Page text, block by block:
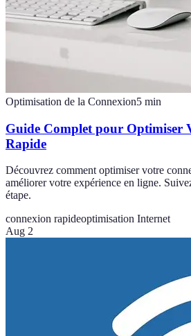
Optimisation de la Connexion5 min
Guide Complet pour Optimiser
Rapide
Découvrez comment optimiser votre
améliorer votre expérience en ligne.
étape.
connexion rapideoptimisation Internet
Aug 2